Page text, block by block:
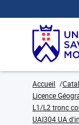
Accueil
Licence
L1/L2 tronc
UAI304 UA